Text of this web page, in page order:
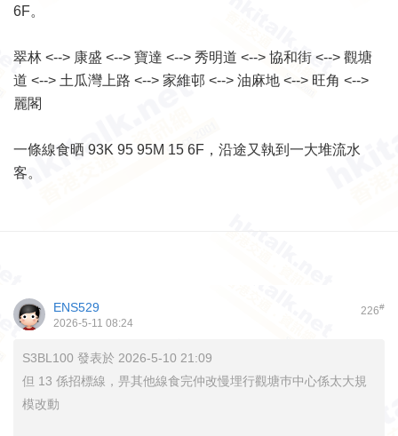
6F。
翠林 <--> 康盛 <--> 寶達 <--> 秀明道 <--> 協和街 <--> 觀塘
道 <--> 土瓜灣上路 <--> 家維邨 <--> 油麻地 <--> 旺角 <-->
麗閣
一條線食晒 93K 95 95M 15 6F，沿途又執到一大堆流水
客。
226#
ENS529
2026-5-11 08:24
S3BL100 發表於 2026-5-10 21:09
但 13 係招標線，畀其他線食完仲改慢埋行觀塘巿中心係太大規
模改動